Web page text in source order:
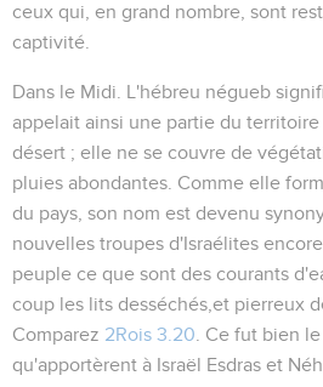
ceux qui, en grand nombre, sont
captivité.
Dans le Midi . L'hébreu négueb
appelait ainsi une partie du
désert ; elle ne se couvre de
pluies abondantes. Comme elle
du pays, son nom est devenu
nouvelles troupes d'Israélites
peuple ce que sont des courants
coup les lits desséchés,et pierreux
Comparez 2Rois 3.20 . Ce fut bien
qu'apportèrent à Israël Esdras et